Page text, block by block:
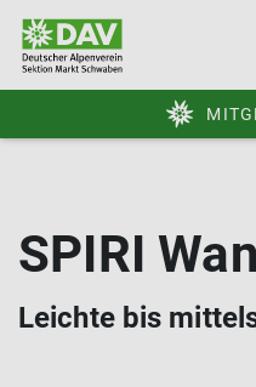
SPIRI
Leichte bis